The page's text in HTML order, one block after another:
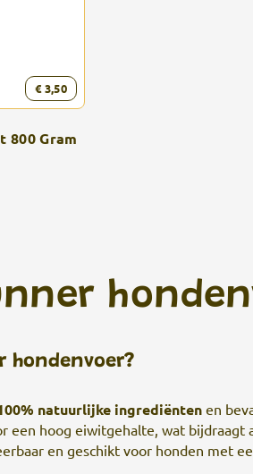
€ 3,50
800 Gram
hondenvoer?
natuurlijke ingrediënten en
een hoog eiwitgehalte, wat bijdraagt
en geschikt voor honden met